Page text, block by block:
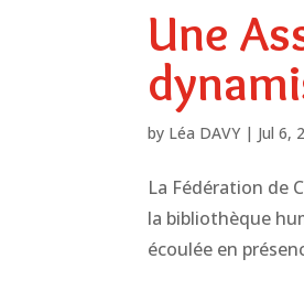
Une
by Léa DAVY| Jul 6,
La Fédération de
la bibliothèque
écoulée en